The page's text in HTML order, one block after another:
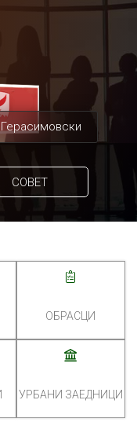
СОВЕТ
ОБРАСЦИ
УРБАНИ ЗАЕДНИЦИ